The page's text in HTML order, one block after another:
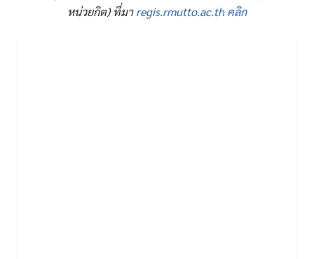
หน่วยกิต) ที่มาregis.rmutto.ac.th คลิก